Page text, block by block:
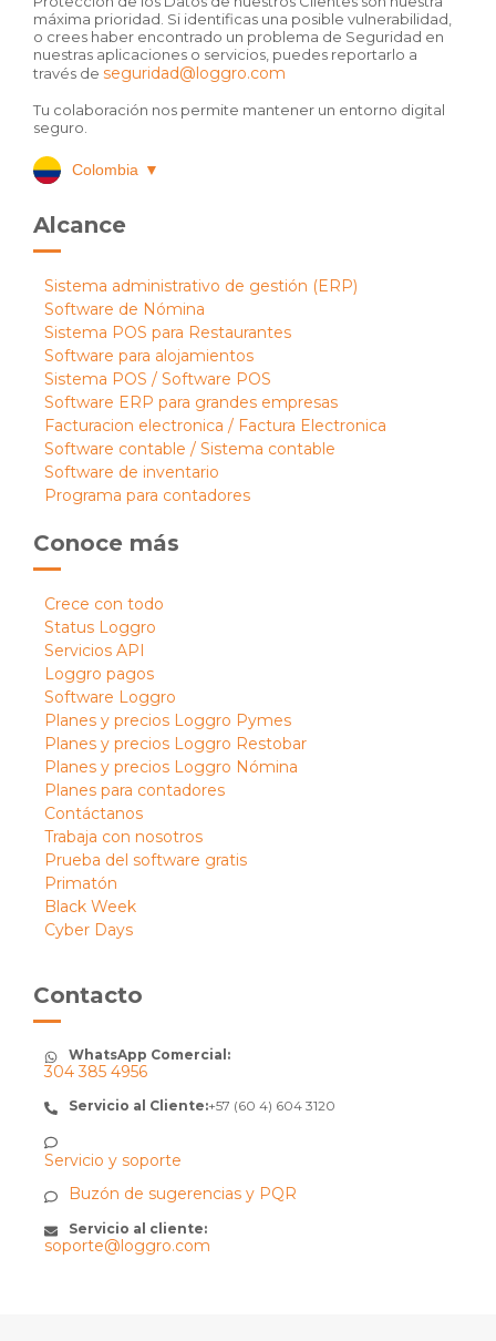
máxima prioridad. Si identificas una posible vulnerabilidad,
o crees haber encontrado un problema de Seguridad en
nuestras aplicaciones o servicios, puedes reportarlo a
través de seguridad@loggro.com
Tu colaboración nos permite mantener un entorno digital
seguro.
Colombia ▼
Alcance
Sistema administrativo de gestión (ERP)
Software de Nómina
Sistema POS para Restaurantes
Software para alojamientos
Sistema POS / Software POS
Software ERP para grandes empresas
Facturacion electronica / Factura Electronica
Software contable / Sistema contable
Software de inventario
Programa para contadores
Conoce más
Crece con todo
Status Loggro
Servicios API
Loggro pagos
Software Loggro
Planes y precios Loggro Pymes
Planes y precios Loggro Restobar
Planes y precios Loggro Nómina
Planes para contadores
Contáctanos
Trabaja con nosotros
Prueba del software gratis
Primatón
Black Week
Cyber Days
Contacto
WhatsApp Comercial:
304 385 4956
Servicio al Cliente:+57 (60 4) 604 3120
Servicio y soporte
Buzón de sugerencias y PQR
Servicio al cliente:
soporte@loggro.com